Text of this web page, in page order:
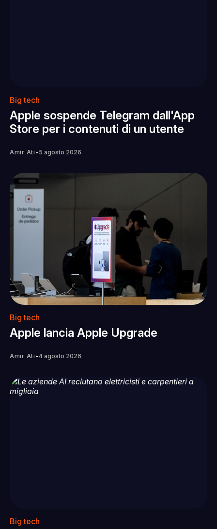
Big tech
Apple sospende Telegram dall'App
Store per i contenuti di un utente
Amir Ati -5 agosto 2026
Big tech
Apple lancia Apple Upgrade
Amir Ati -4 agosto 2026
Big tech